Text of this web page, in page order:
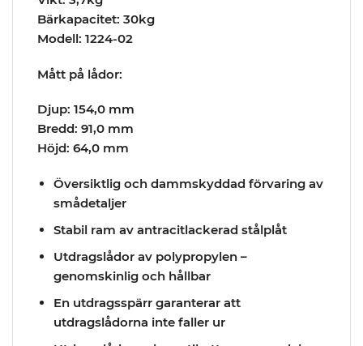
Bärkapacitet: 30kg
Modell: 1224-02
Mått på lådor:
Djup: 154,0 mm
Bredd: 91,0 mm
Höjd: 64,0 mm
Översiktlig och dammskyddad förvaring av
smådetaljer
Stabil ram av antracitlackerad stålplåt
Utdragslådor av polypropylen –
genomskinlig och hållbar
En utdragsspärr garanterar att
utdragslådorna inte faller ur